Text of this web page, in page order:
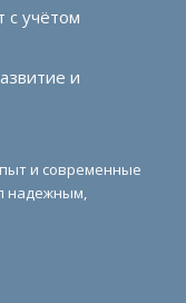
с учётом
и
и современные
надежным,